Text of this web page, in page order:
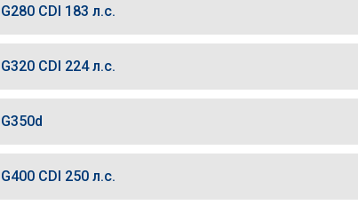
CDI 183 л.с.
CDI 224 л.с.
CDI 250 л.с.